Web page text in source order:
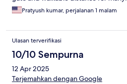
Pratyush kumar, perjalanan 1 malam
Ulasan terverifikasi
10/10 Sempurna
12 Apr 2025
Terjemahkan dengan Google